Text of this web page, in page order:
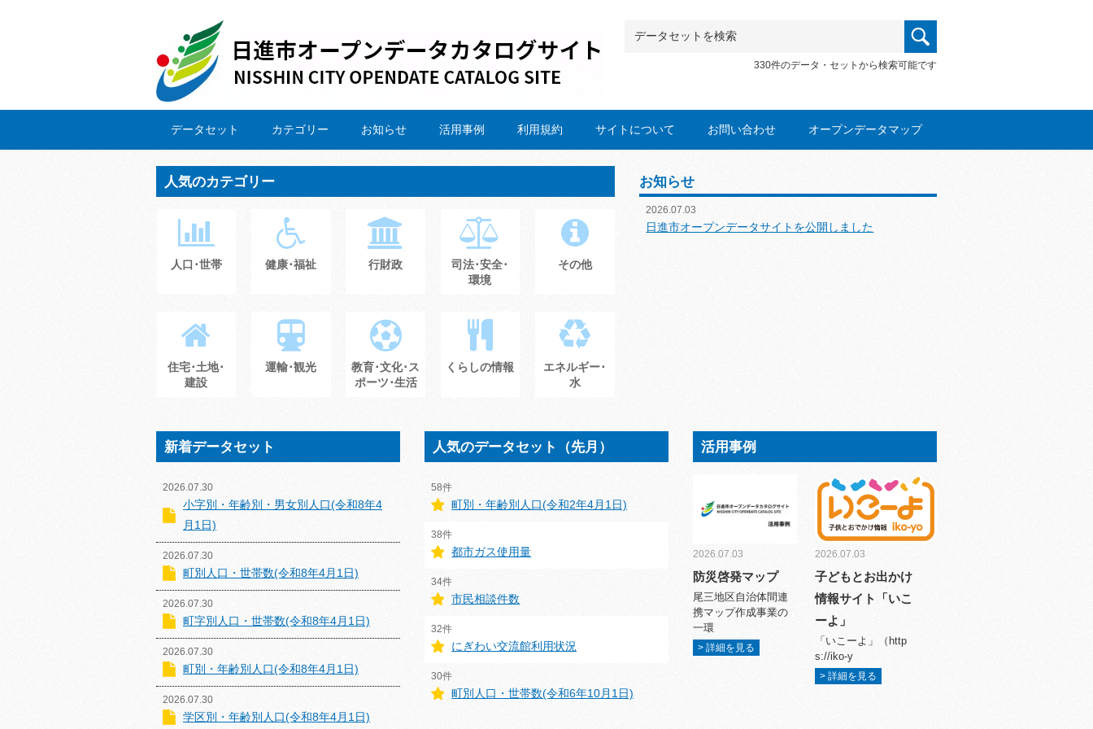
330件のデータ・セットから検索可能です
データセット カテゴリー お知らせ 活用事例 利用規約 サイトについて お問い合わせ オープンデータマップ
人気のカテゴリー
人口･世帯 健康･福祉 行財政
司法･安全･
環境
その他
住宅･土地･
建設
運輸･観光
教育･文化･ス
ポーツ･生活
くらしの情報
エネルギー･
水
お知らせ
2026.07.03
日進市オープンデータサイトを公開しました
新着データセット
2026.07.30
小字別・年齢別・男女別人口(令和8年4
月1日)
2026.07.30
町別人口・世帯数(令和8年4月1日)
2026.07.30
町字別人口・世帯数(令和8年4月1日)
2026.07.30
町別・年齢別人口(令和8年4月1日)
2026.07.30
学区別・年齢別人口(令和8年4月1日)
人気のデータセット（先月）
58件
町別・年齢別人口(令和2年4月1日)
38件
都市ガス使用量
34件
市民相談件数
32件
にぎわい交流館利用状況
30件
町別人口・世帯数(令和6年10月1日)
活用事例
2026.07.03
防災啓発マップ
尾三地区自治体間連
携マップ作成事業の
一環
> 詳細を見る
2026.07.03
子どもとお出かけ
情報サイト「いこ
ーよ」
「いこーよ」（http
s://iko-y
> 詳細を見る